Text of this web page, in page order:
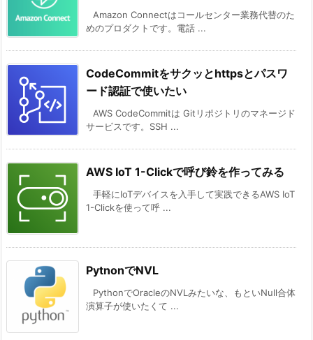
Amazon Connectはコールセンター業務代替のた
めのプロダクトです。電話 ...
CodeCommitをサクッとhttpsとパスワ
ード認証で使いたい
AWS CodeCommitは Gitリポジトリのマネージド
サービスです。SSH ...
AWS IoT 1-Clickで呼び鈴を作ってみる
手軽にIoTデバイスを入手して実践できるAWS IoT
1-Clickを使って呼 ...
PytnonでNVL
PythonでOracleのNVLみたいな、もといNull合体
演算子が使いたくて ...